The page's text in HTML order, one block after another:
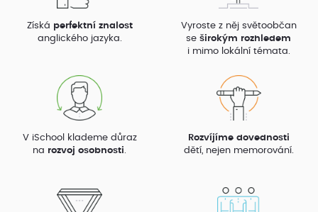
Získá perfektní znalost
anglického jazyka.
Vyroste z něj světoobčan
se širokým rozhledem
i mimo lokální témata.
V iSchool klademe důraz
na rozvoj osobnosti.
Rozvíjíme dovednosti
dětí, nejen memorování.